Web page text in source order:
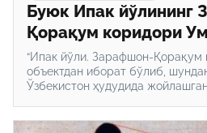
Буюк Ипак йўлининг
Қорақум коридори
мероси рўйхатига
“Ипак йўли. Зарафшон-Қорақум
объектдан иборат бўлиб,
Ўзбекистон ҳудудида